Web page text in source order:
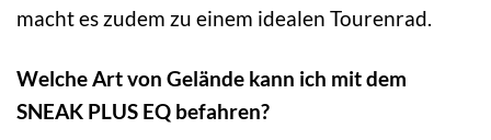
macht es zudem zu einem idealen Tourenrad.
Welche Art von Gelände kann ich mit dem
SNEAK PLUS EQ befahren?